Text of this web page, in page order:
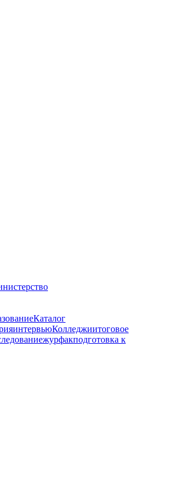
Каталог
интервьюКолледжиитоговое
журфакподготовка к